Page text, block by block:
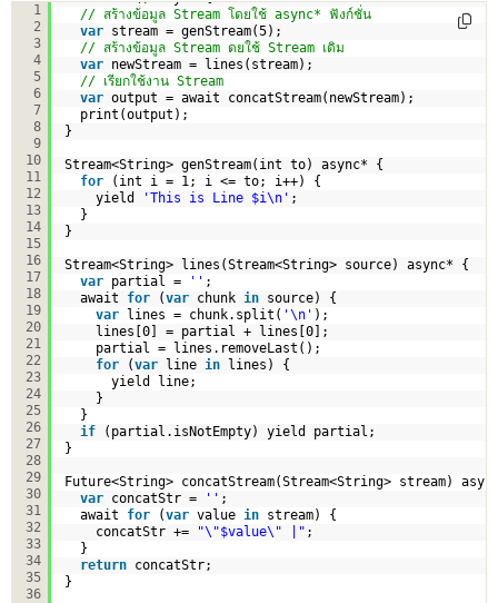
1
2
3
4
5
6
7
8
9
10
11
12
13
14
15
16
17
18
19
20
21
22
23
24
25
26
27
28
29
30
31
32
33
34
35
36
// สร้างข้อมูล Stream โดยใช้ async* ฟังก์ชั่น
var stream = genStream(5);
// สร้างข้อมูล Stream ดยใช้ Stream เดิม
var newStream = lines(stream);
// เรียกใช้งาน Stream
var output = await concatStream(newStream);
print(output);
}
Stream<String> genStream(int to) async* {
for
(int i = 1; i <= to; i++) {
yield
'This is Line $i\n' ;
}
}
Stream<String> lines(Stream<String> source) async* {
var partial = '' ;
await for (var chunk in source) {
var lines = chunk.split( '\n' );
lines[0] = partial + lines[0];
partial = lines.removeLast();
for
(var line in lines) {
yield line;
}
}
if
(partial.isNotEmpty) yield partial;
}
Future<String> concatStream(Stream<String> stream)
var concatStr = '' ;
await for (var value in stream) {
concatStr +=
"\"$value\" |" ;
}
return concatStr;
}